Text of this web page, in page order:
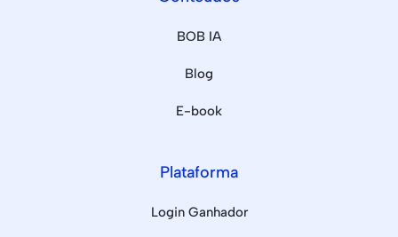
BOB IA
Blog
E-book
Plataforma
Login Ganhador